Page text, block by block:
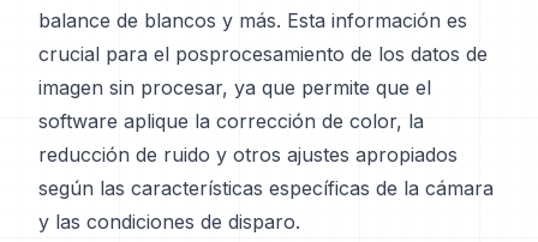
balance de blancos y más. Esta información es
crucial para el posprocesamiento de los datos de
imagen sin procesar, ya que permite que el
software aplique la corrección de color, la
reducción de ruido y otros ajustes apropiados
según las características específicas de la cámara
y las condiciones de disparo.